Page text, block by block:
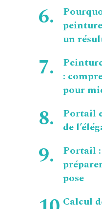
un
:
pour
Portail
de
Portail
pose
Calcul